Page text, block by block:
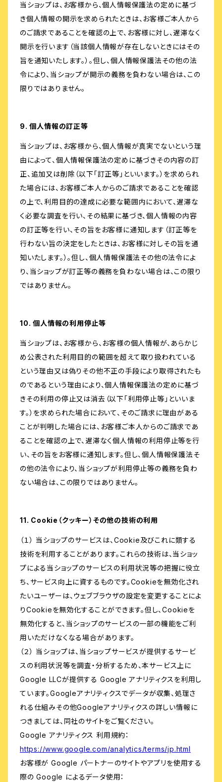
当ショップは、お客様から、個人情報保護法の定めに基づ
き個人情報の開示を求められたときは、お客様ご本人から
のご請求であることを確認の上で、お客様に対し、遅滞なく
開示を行います（当該個人情報が存在しないときにはその
旨を通知いたします。）。但し、個人情報保護法その他の法
令により、当ショップが開示の義務を負わない場合は、この
限りではありません。
9. 個人情報の訂正等
当ショップは、お客様から、個人情報が真実でないという理
由によって、個人情報保護法の定めに基づきその内容の訂
正、追加又は削除（以下「訂正等」といいます。）を求められ
た場合には、お客様ご本人からのご請求であることを確認
の上で、利用目的の達成に必要な範囲内において、遅滞な
く必要な調査を行い、その結果に基づき、個人情報の内容
の訂正等を行い、その旨をお客様に通知します（訂正等を
行わない旨の決定をしたときは、お客様に対しその旨を通
知いたします。）。但し、個人情報保護法その他の法令によ
り、当ショップが訂正等の義務を負わない場合は、この限り
ではありません。
10. 個人情報の利用停止等
当ショップは、お客様から、お客様の個人情報が、あらかじ
め公表された利用目的の範囲を超えて取り扱われている
という理由又は偽りその他不正の手段により取得されたも
のであるという理由により、個人情報保護法の定めに基づ
きその利用の停止又は消去（以下「利用停止等」といいま
す。）を求められた場合において、そのご請求に理由がある
ことが判明した場合には、お客様ご本人からのご請求であ
ることを確認の上で、遅滞なく個人情報の利用停止等を行
い、その旨をお客様に通知します。但し、個人情報保護法そ
の他の法令により、当ショップが利用停止等の義務を負わ
ない場合は、この限りではありません。
11. Cookie（クッキー）その他の技術の利用
（１） 当ショップのサービスは、Cookie及びこれに類する
技術を利用することがあります。これらの技術は、当ショッ
プによる当ショップのサービスの利用状況等の把握に役立
ち、サービス向上に資するものです。Cookieを無効化され
たいユーザーは、ウェブブラウザの設定を変更することによ
りCookieを無効化することができます。但し、Cookieを
無効化すると、当ショップのサービスの一部の機能をご利
用いただけなくなる場合があります。
（２） 当ショップは、当ショップサービスが提供するサービ
スの利用状況等を調査・分析するため、本サービス上に
Google LLCが提供する Google アナリティクスを利用し
ています。Googleアナリティクスでデータが収集、処理さ
れる仕組みその他Googleアナリティクスの詳しい情報に
つきましては、同社のサイトをご覧ください。
Google アナリティクス 利用規約：
https://www.google.com/analytics/terms/jp.html
お客様が Google パートナーのサイトやアプリを使用する
際の Google によるデータ使用：